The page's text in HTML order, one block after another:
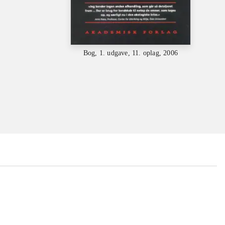
Bog, 1. udgave, 11. oplag, 2006